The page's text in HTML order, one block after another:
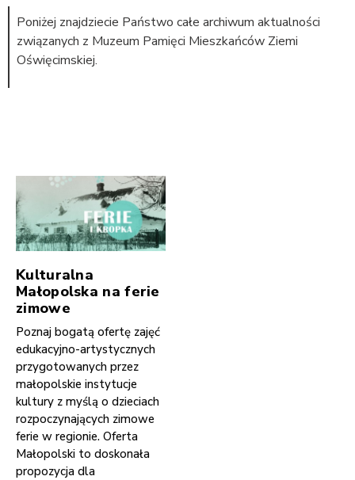
Poniżej znajdziecie Państwo całe archiwum aktualności
związanych z Muzeum Pamięci Mieszkańców Ziemi
Oświęcimskiej.
Kulturalna
Małopolska na ferie
zimowe
Poznaj bogatą ofertę zajęć
edukacyjno-artystycznych
przygotowanych przez
małopolskie instytucje
kultury z myślą o dzieciach
rozpoczynających zimowe
ferie w regionie. Oferta
Małopolski to doskonała
propozycja dla